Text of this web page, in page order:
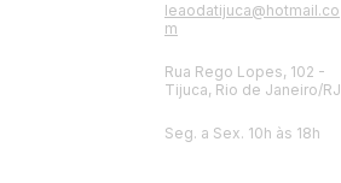
leaodatijuca@hotmail.co
m
Rua Rego Lopes, 102 -
Tijuca, Rio de Janeiro/RJ
Seg. a Sex. 10h às 18h